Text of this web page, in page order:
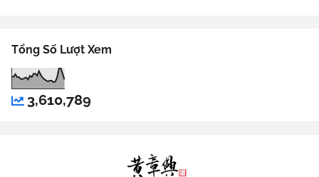
Tổng Số Lượt Xem
3,610,789